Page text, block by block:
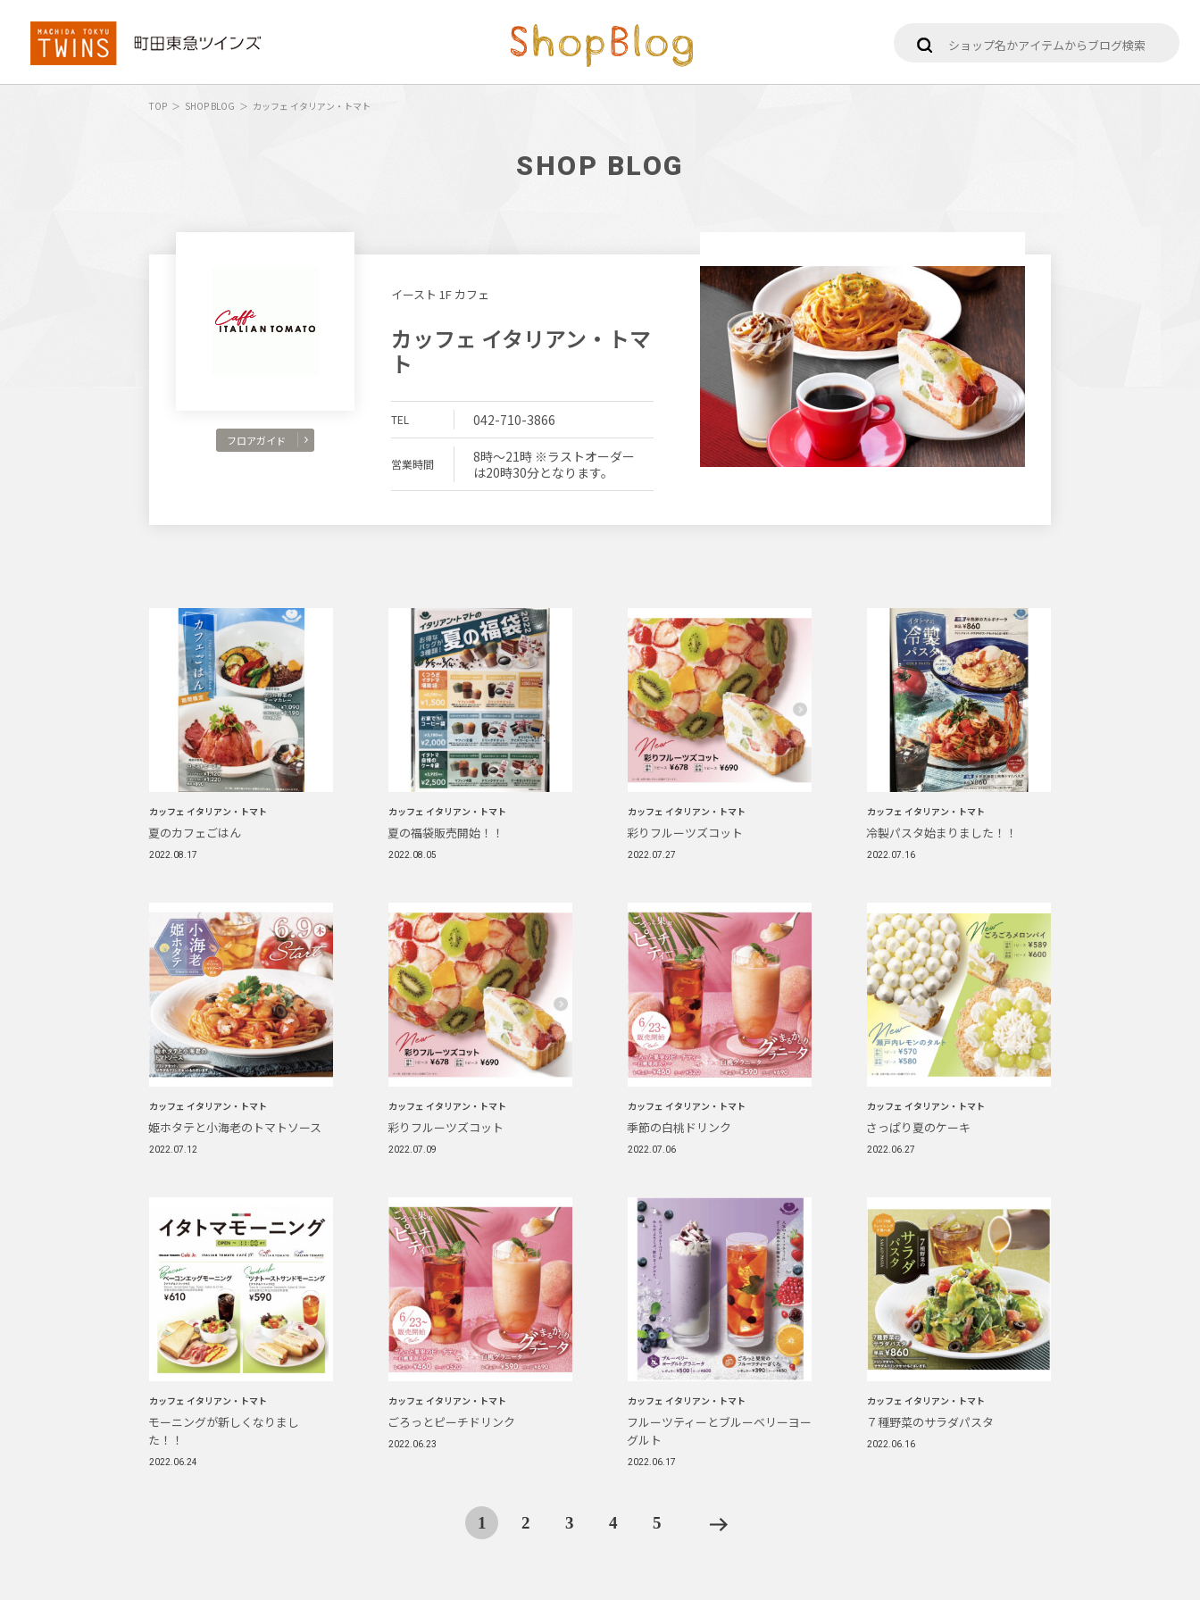
TOP SHOP BLOG カッフェ イタリアン・トマト
SHOP BLOG
フロアガイド
イースト 1F カフェ
カッフェ イタリアン・トマ
ト
TEL 042-710-3866
営業時間
8時～21時 ※ラストオーダー
は20時30分となります。
カッフェ イタリアン・トマト
夏のカフェごはん
2022.08.17
カッフェ イタリアン・トマト
夏の福袋販売開始！！
2022.08.05
カッフェ イタリアン・トマト
彩りフルーツズコット
2022.07.27
カッフェ イタリアン・トマト
冷製パスタ始まりました！！
2022.07.16
カッフェ イタリアン・トマト
姫ホタテと小海老のトマトソース
2022.07.12
カッフェ イタリアン・トマト
彩りフルーツズコット
2022.07.09
カッフェ イタリアン・トマト
季節の白桃ドリンク
2022.07.06
カッフェ イタリアン・トマト
さっぱり夏のケーキ
2022.06.27
カッフェ イタリアン・トマト
モーニングが新しくなりまし
た！！
2022.06.24
カッフェ イタリアン・トマト
ごろっとピーチドリンク
2022.06.23
カッフェ イタリアン・トマト
フルーツティーとブルーベリーヨー
グルト
2022.06.17
カッフェ イタリアン・トマト
７種野菜のサラダパスタ
2022.06.16
1 2 3 4 5